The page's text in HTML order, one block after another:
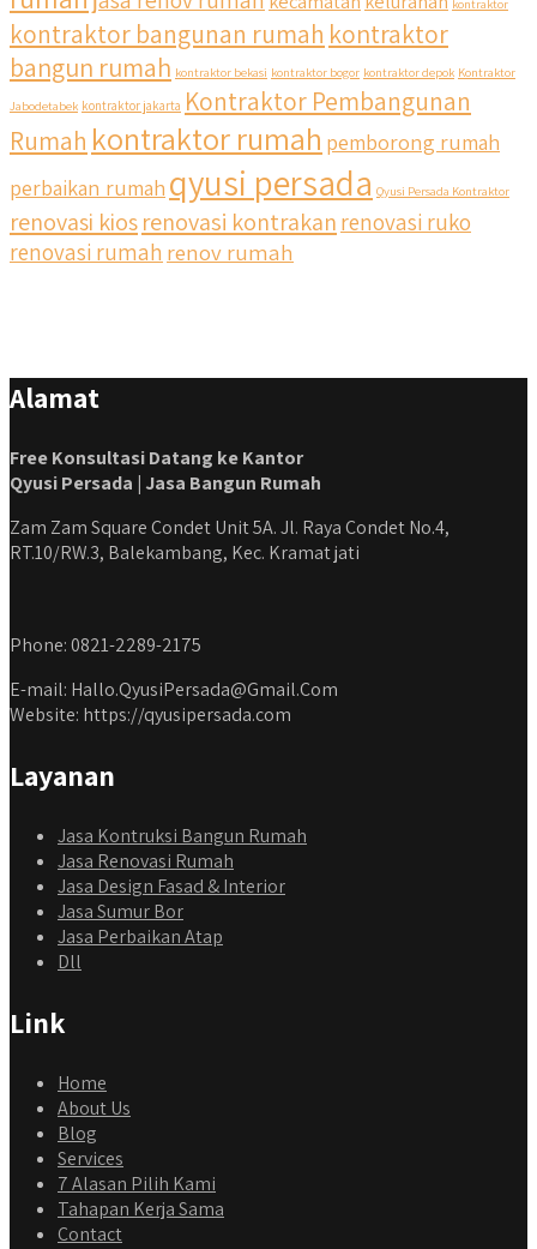
kontraktor
kontraktor bangunan rumah kontraktor
bangun rumah kontraktor bekasi kontraktor bogor kontraktor depok Kontraktor
Jabodetabek kontraktor jakarta Kontraktor Pembangunan
Rumah kontraktor rumah pemborong rumah
perbaikan rumah qyusi persada Qyusi Persada Kontraktor
renovasi kiosrenovasi kontrakanrenovasi ruko
renovasi rumah renov rumah
Alamat
Free Konsultasi Datang ke Kantor
Qyusi Persada | Jasa Bangun Rumah
Zam Zam Square Condet Unit 5A. Jl. Raya Condet No.4,
RT.10/RW.3, Balekambang, Kec. Kramat jati
Phone: 0821-2289-2175
E-mail: Hallo.QyusiPersada@Gmail.Com
Website: https://qyusipersada.com
Layanan
Jasa Kontruksi Bangun Rumah
Jasa Renovasi Rumah
Jasa Design Fasad & Interior
Jasa Sumur Bor
Jasa Perbaikan Atap
Dll
Link
Home
About Us
Blog
Services
7 Alasan Pilih Kami
Tahapan Kerja Sama
Contact